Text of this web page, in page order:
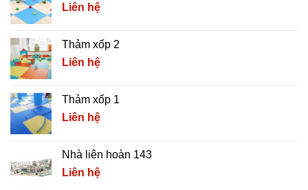
Liên hệ
Thảm xốp 2
Liên hệ
Thảm xốp 1
Liên hệ
Nhà liên hoàn 143
Liên hệ